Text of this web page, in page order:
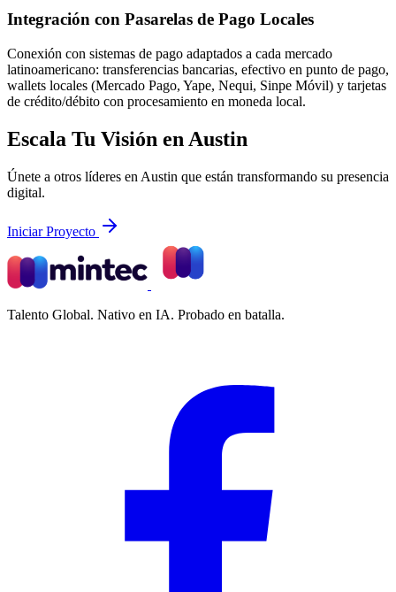
Integración con Pasarelas de Pago Locales
Conexión con sistemas de pago adaptados a cada mercado
latinoamericano: transferencias bancarias, efectivo en punto de pago,
wallets locales (Mercado Pago, Yape, Nequi, Sinpe Móvil) y tarjetas
de crédito/débito con procesamiento en moneda local.
Escala Tu Visión en Austin
Únete a otros líderes en Austin que están transformando su presencia
digital.
Iniciar Proyecto
Talento Global. Nativo en IA. Probado en batalla.